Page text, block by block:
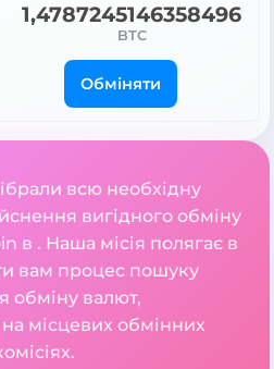
1,4787245146358496
BTC
Обміняти
всю необхідну
вигідного обміну
в . Наша місія полягає в
вам процес пошуку
обміну валют,
місцевих обмінних